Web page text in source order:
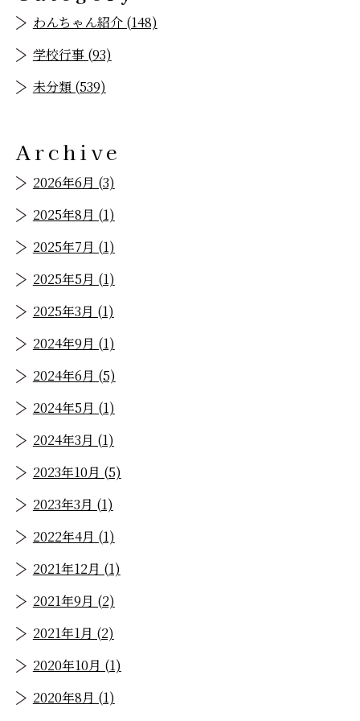
わんちゃん紹介 (148)
学校行事 (93)
未分類 (539)
Archive
2026年6月 (3)
2025年8月 (1)
2025年7月 (1)
2025年5月 (1)
2025年3月 (1)
2024年9月 (1)
2024年6月 (5)
2024年5月 (1)
2024年3月 (1)
2023年10月 (5)
2023年3月 (1)
2022年4月 (1)
2021年12月 (1)
2021年9月 (2)
2021年1月 (2)
2020年10月 (1)
2020年8月 (1)